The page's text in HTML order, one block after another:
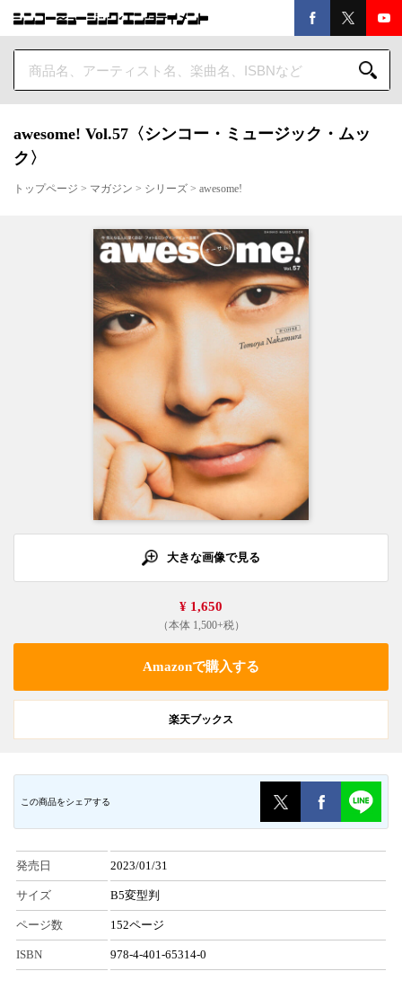
awesome! Vol.57〈シンコー・ミュージック・ムッ
ク〉
トップページ > マガジン > シリーズ > awesome!
大きな画像で見る
¥ 1,650
（本体 1,500+税）
Amazonで購入する
楽天ブックス
この商品をシェアする
発売日 2023/01/31
サイズ B5変型判
ページ数 152ページ
ISBN 978-4-401-65314-0